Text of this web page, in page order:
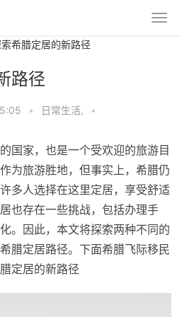
希腊定居的新路径
路径
• 日常生活, •
国家，也是一个受欢迎的旅游目
为旅游胜地，但事实上，希腊仍
多人选择在这里定居，享受舒适
也存在一些挑战，包括办理手
。因此，本文将探索两种不同的
腊定居路径。下面希腊飞际移民
定居的新路径